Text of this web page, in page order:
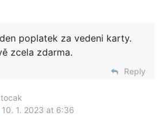
poplatek za vedeni karty.
zcela zdarma.
Reply
tocak
10. 1. 2023 at 6:36